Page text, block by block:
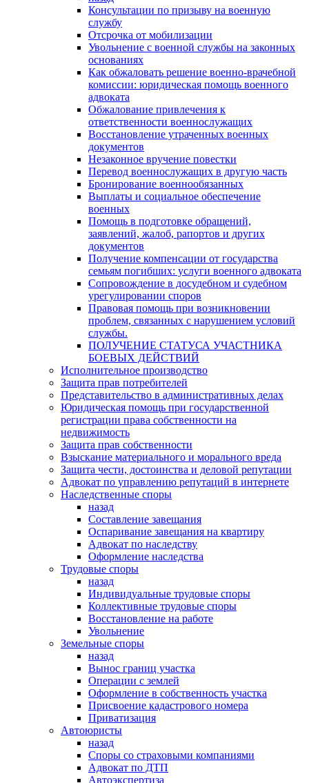
Консультации по призыву на военную
службу
Отсрочка от мобилизации
Увольнение с военной службы на законных
основаниях
Как обжаловать решение военно-врачебной
комиссии: юридическая помощь военного
адвоката
Обжалование привлечения к
ответственности военнослужащих
Восстановление утраченных военных
документов
Незаконное вручение повестки
Перевод военнослужащих в другую часть
Бронирование военнообязанных
Выплаты и социальное обеспечение
военных
Помощь в подготовке обращений,
заявлений, жалоб, рапортов и других
документов
Получение компенсации от государства
семьям погибших: услуги военного адвоката
Сопровождение в досудебном и судебном
урегулировании споров
Правовая помощь при возникновении
проблем, связанных с нарушением условий
службы.
ПОЛУЧЕНИЕ СТАТУСА УЧАСТНИКА
БОЕВЫХ ДЕЙСТВИЙ
Исполнительное производство
Защита прав потребителей
Представительство в административных делах
Юридическая помощь при государственной
регистрации права собственности на
недвижимость
Защита прав собственности
Взыскание материального и морального вреда
Защита чести, достоинства и деловой репутации
Адвокат по управлению репутаций в интернете
Наследственные споры
назад
Составление завещания
Оспаривание завещания на квартиру
Адвокат по наследству
Оформление наследства
Трудовые споры
назад
Индивидуальные трудовые споры
Коллективные трудовые споры
Восстановление на работе
Увольнение
Земельные споры
назад
Вынос границ участка
Операции с землей
Оформление в собственность участка
Присвоение кадастрового номера
Приватизация
Автоюристы
назад
Споры со страховыми компаниями
Адвокат по ДТП
Автоэкспертиза